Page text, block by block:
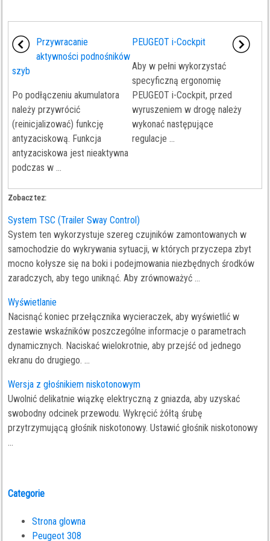
Przywracanie
aktywności podnośników
szyb
Po podłączeniu akumulatora
należy przywrócić
(reinicjalizować) funkcję
antyzaciskową. Funkcja
antyzaciskowa jest nieaktywna
podczas w ...
PEUGEOT i-Cockpit
Aby w pełni wykorzystać
specyficzną ergonomię
PEUGEOT i-Cockpit, przed
wyruszeniem w drogę należy
wykonać następujące
regulacje ...
Zobacz tez:
System TSC (Trailer Sway Control)
System ten wykorzystuje szereg czujników zamontowanych w
samochodzie do wykrywania sytuacji, w których przyczepa zbyt
mocno kołysze się na boki i podejmowania niezbędnych środków
zaradczych, aby tego uniknąć. Aby zrównoważyć ...
Wyświetlanie
Nacisnąć koniec przełącznika wycieraczek, aby wyświetlić w
zestawie wskaźników poszczególne informacje o parametrach
dynamicznych. Naciskać wielokrotnie, aby przejść od jednego
ekranu do drugiego. ...
Wersja z głośnikiem niskotonowym
Uwolnić delikatnie wiązkę elektryczną z gniazda, aby uzyskać
swobodny odcinek przewodu. Wykręcić żółtą śrubę
przytrzymującą głośnik niskotonowy. Ustawić głośnik niskotonowy
...
Categorie
Strona glowna
Peugeot 308